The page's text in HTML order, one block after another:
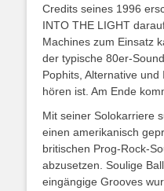
Credits seines 1996
INTO THE LIGHT
Machines zum Einsatz
der typische 80er-
Pophits, Alternative
hören ist. Am Ende
Mit seiner Solokarriere
einen amerikanisch
britischen Prog-Rock-
abzusetzen. Soulige
eingängige Grooves